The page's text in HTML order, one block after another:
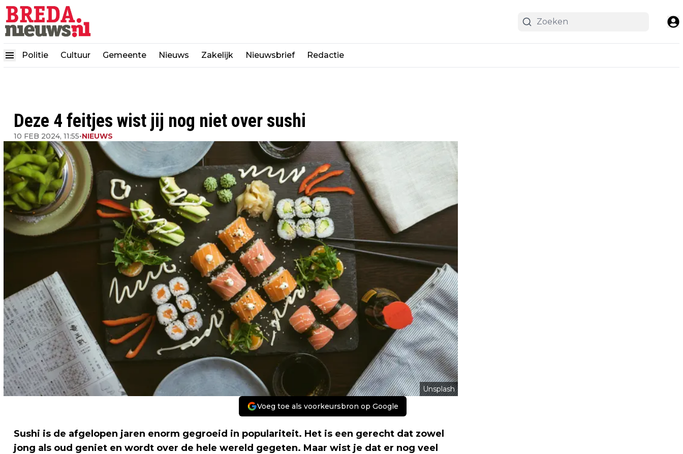
Politie Cultuur Gemeente Nieuws Zakelijk Nieuwsbrief Redactie
Deze 4 feitjes wist jij nog niet over sushi
10 FEB 2024, 11:55•NIEUWS
Unsplash
Voeg toe als voorkeursbron op Google
Sushi is de afgelopen jaren enorm gegroeid in populariteit. Het is een gerecht dat zowel
jong als oud geniet en wordt over de hele wereld gegeten. Maar wist je dat er nog veel